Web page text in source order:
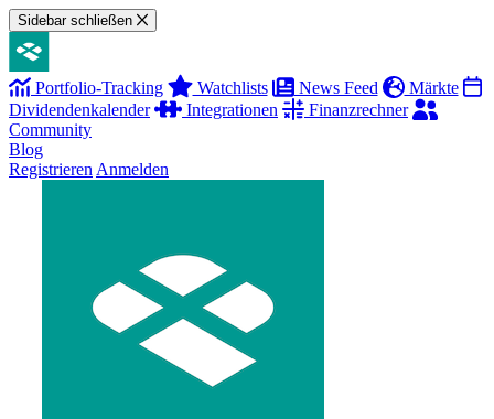
Sidebar schließen
Portfolio-Tracking Watchlists News Feed
Märkte
Dividendenkalender
Integrationen
Finanzrechner
Community
Blog
Registrieren Anmelden